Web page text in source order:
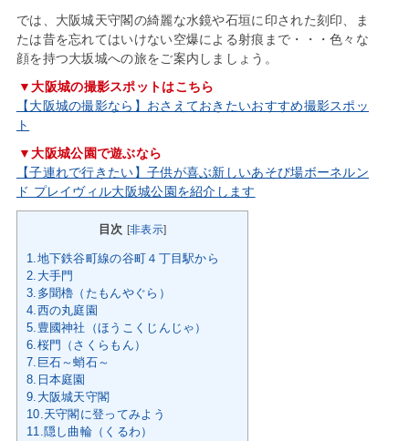
では、大阪城天守閣の綺麗な水鏡や石垣に印された刻印、ま
たは昔を忘れてはいけない空爆による射痕まで・・・色々な
顔を持つ大坂城への旅をご案内しましょう。
▼大阪城の撮影スポットはこちら
【大阪城の撮影なら】おさえておきたいおすすめ撮影スポッ
ト
▼大阪城公園で遊ぶなら
【子連れで行きたい】子供が喜ぶ新しいあそび場ボーネルン
ド プレイヴィル大阪城公園を紹介します
目次 [非表示]
1.地下鉄谷町線の谷町４丁目駅から
2.大手門
3.多聞櫓（たもんやぐら）
4.西の丸庭園
5.豊國神社（ほうこくじんじゃ）
6.桜門（さくらもん）
7.巨石～蛸石～
8.日本庭園
9.大阪城天守閣
10.天守閣に登ってみよう
11.隠し曲輪（くるわ）